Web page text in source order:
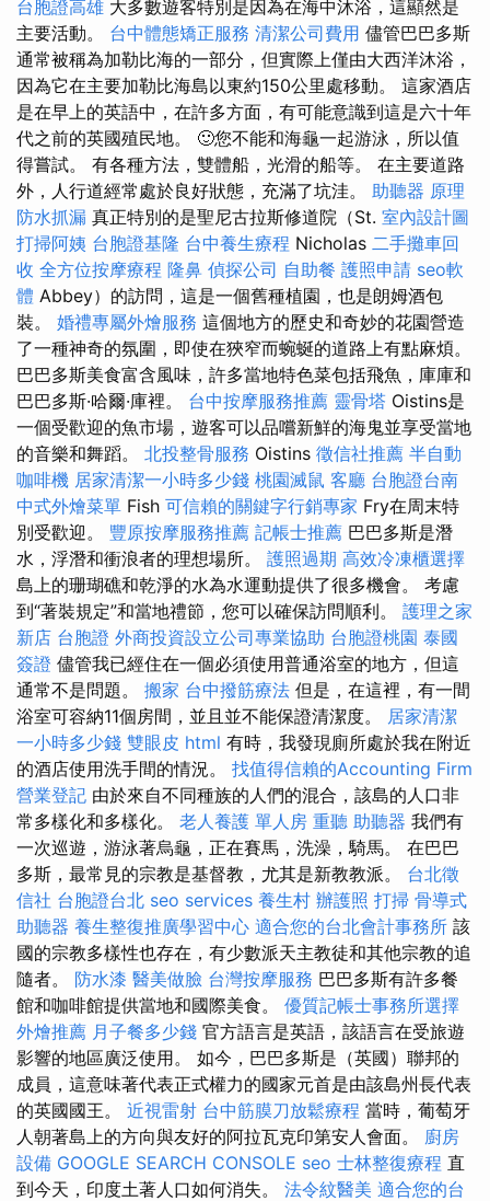
台胞證高雄 大多數遊客特別是因為在海中沐浴，這顯然是
主要活動。 台中體態矯正服務 清潔公司費用 儘管巴巴多斯
通常被稱為加勒比海的一部分，但實際上僅由大西洋沐浴，
因為它在主要加勒比海島以東約150公里處移動。 這家酒店
是在早上的英語中，在許多方面，有可能意識到這是六十年
代之前的英國殖民地。 🙂您不能和海龜一起游泳，所以值
得嘗試。 有各種方法，雙體船，光滑的船等。 在主要道路
外，人行道經常處於良好狀態，充滿了坑洼。 助聽器 原理
防水抓漏 真正特別的是聖尼古拉斯修道院（St. 室內設計圖
打掃阿姨 台胞證基隆 台中養生療程 Nicholas 二手攤車回
收 全方位按摩療程 隆鼻 偵探公司 自助餐 護照申請 seo軟
體 Abbey）的訪問，這是一個舊種植園，也是朗姆酒包
裝。 婚禮專屬外燴服務 這個地方的歷史和奇妙的花園營造
了一種神奇的氛圍，即使在狹窄而蜿蜒的道路上有點麻煩。
巴巴多斯美食富含風味，許多當地特色菜包括飛魚，庫庫和
巴巴多斯·哈爾·庫裡。 台中按摩服務推薦 靈骨塔 Oistins是
一個受歡迎的魚市場，遊客可以品嚐新鮮的海鬼並享受當地
的音樂和舞蹈。 北投整骨服務 Oistins 徵信社推薦 半自動
咖啡機 居家清潔一小時多少錢 桃園滅鼠 客廳 台胞證台南
中式外燴菜單 Fish 可信賴的關鍵字行銷專家 Fry在周末特
別受歡迎。 豐原按摩服務推薦 記帳士推薦 巴巴多斯是潛
水，浮潛和衝浪者的理想場所。 護照過期 高效冷凍櫃選擇
島上的珊瑚礁和乾淨的水為水運動提供了很多機會。 考慮
到“著裝規定”和當地禮節，您可以確保訪問順利。 護理之家
新店 台胞證 外商投資設立公司專業協助 台胞證桃園 泰國
簽證 儘管我已經住在一個必須使用普通浴室的地方，但這
通常不是問題。 搬家 台中撥筋療法 但是，在這裡，有一間
浴室可容納11個房間，並且並不能保證清潔度。 居家清潔
一小時多少錢 雙眼皮 html 有時，我發現廁所處於我在附近
的酒店使用洗手間的情況。 找值得信賴的Accounting Firm
營業登記 由於來自不同種族的人們的混合，該島的人口非
常多樣化和多樣化。 老人養護 單人房 重聽 助聽器 我們有
一次巡遊，游泳著烏龜，正在賽馬，洗澡，騎馬。 在巴巴
多斯，最常見的宗教是基督教，尤其是新教教派。 台北徵
信社 台胞證台北 seo services 養生村 辦護照 打掃 骨導式
助聽器 養生整復推廣學習中心 適合您的台北會計事務所 該
國的宗教多樣性也存在，有少數派天主教徒和其他宗教的追
隨者。 防水漆 醫美做臉 台灣按摩服務 巴巴多斯有許多餐
館和咖啡館提供當地和國際美食。 優質記帳士事務所選擇
外燴推薦 月子餐多少錢 官方語言是英語，該語言在受旅遊
影響的地區廣泛使用。 如今，巴巴多斯是（英國）聯邦的
成員，這意味著代表正式權力的國家元首是由該島州長代表
的英國國王。 近視雷射 台中筋膜刀放鬆療程 當時，葡萄牙
人朝著島上的方向與友好的阿拉瓦克印第安人會面。 廚房
設備 GOOGLE SEARCH CONSOLE seo 士林整復療程 直
到今天，印度土著人口如何消失。 法令紋醫美 適合您的台